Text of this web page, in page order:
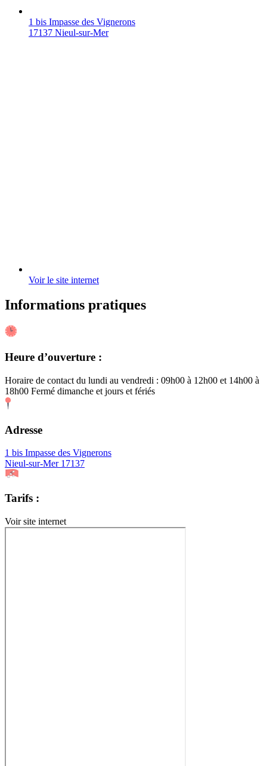
1 bis Impasse des Vignerons
17137 Nieul-sur-Mer
Voir le site internet
Informations pratiques
Heure d’ouverture :
Horaire de contact du lundi au vendredi : 09h00 à 12h00 et 14h00 à
18h00 Fermé dimanche et jours et fériés
Adresse
1 bis Impasse des Vignerons
Nieul-sur-Mer 17137
Tarifs :
Voir site internet